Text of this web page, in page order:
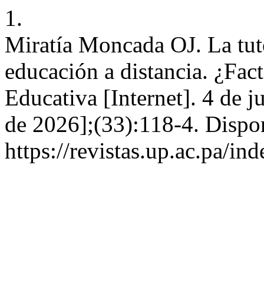
1.
Miratía Moncada OJ. La
educación a distancia.
Educativa [Internet]. 4 de
de 2026];(33):118-4.
https://revistas.up.ac.pa/